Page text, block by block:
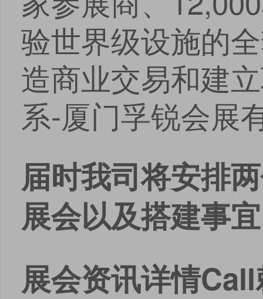
验世界级设施的
造商业交易和建
系-厦门孚锐会展
届时我司将安排
展会以及搭建事
展会资讯详情Call